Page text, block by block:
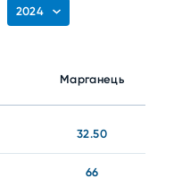
2024
Марганець
32.50
66